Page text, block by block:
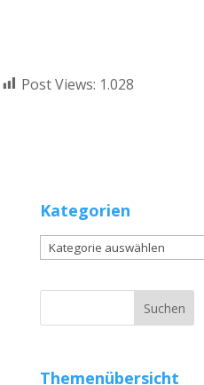
Post Views: 1.028
Kategorien
Kategorien
Themenübersicht